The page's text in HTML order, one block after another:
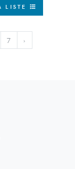
LISTE
7 ›